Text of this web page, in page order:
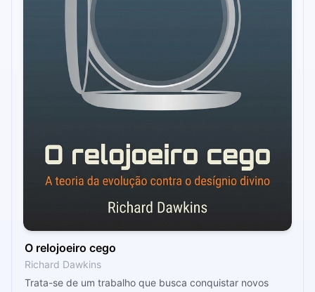
O relojoeiro cego
Richard Dawkins
Trata-se de um trabalho que busca conquistar novos